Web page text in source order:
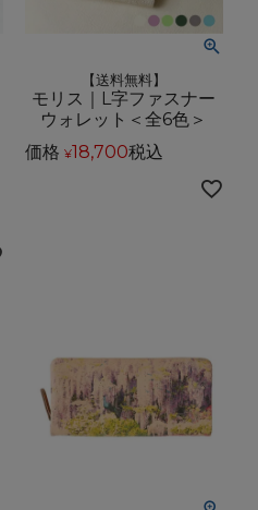
【送料無料】
モリス｜L字ファスナー
ウォレット＜全6色＞
価格 ¥18,700税込